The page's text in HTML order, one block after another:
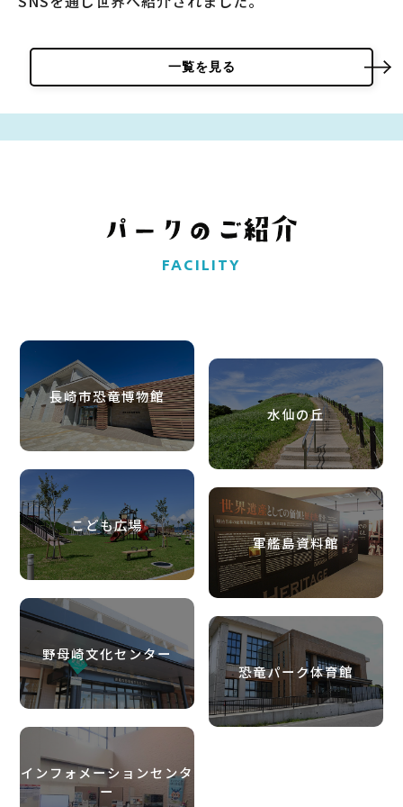
一覧を見る
FACILITY
長崎市恐竜博物館
こども広場
水仙の丘
軍艦島資料館
野母崎文化センター
インフォメーションセンタ
ー
恐竜パーク体育館